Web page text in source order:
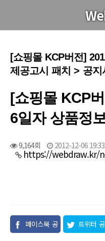
[쇼핑몰 KCP버전]
제공고시 패치 > 공지
[쇼핑몰 KCP
6일자 상품정
9,164회 2012-12-06 19:33
https://webdraw.kr/
페이스북 공
트위터